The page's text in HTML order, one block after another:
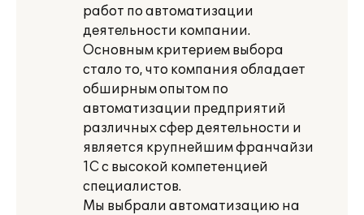
работ по автоматизации
деятельности компании.
Основным критерием выбора
стало то, что компания обладает
обширным опытом по
автоматизации предприятий
различных сфер деятельности и
является крупнейшим франчайзи
1С с высокой компетенцией
специалистов.
Мы выбрали автоматизацию на